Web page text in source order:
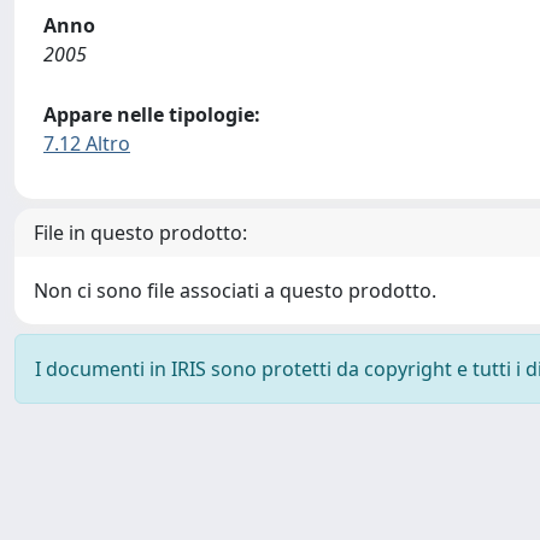
Anno
2005
Appare nelle tipologie:
7.12 Altro
File in questo prodotto:
Non ci sono file associati a questo prodotto.
I documenti in IRIS sono protetti da copyright e tutti i